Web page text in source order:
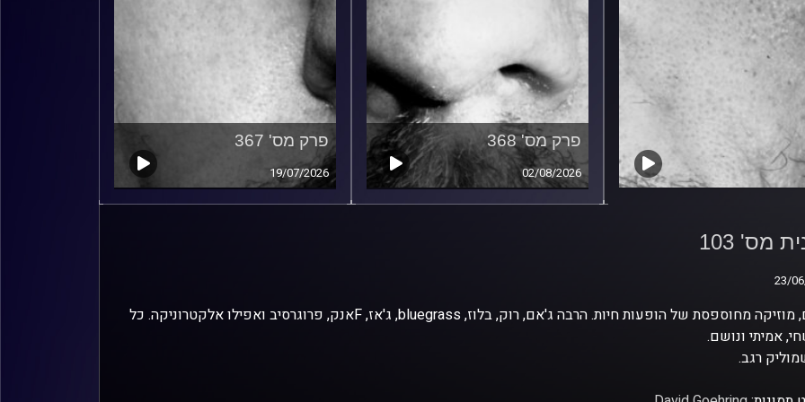
23/
פרק מס' 368
02/08/2026
פרק מס' 367
19/07/2026
מס' 103
23/
זיפים, מוזיקה מחוספסת של הופעות חיות. הרבה ג'אם, רוק, בלוז, bluegrass, ג'אז, Fאנק, פרוגרסיב ואפילו אלקטרוניקה. כל
אמיתי ונושם.
רגב.